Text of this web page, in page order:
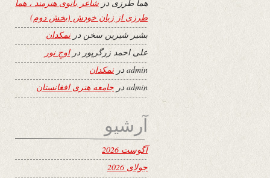
هما طرزی در شاعر بانوی هنرمند ، هما
طرزی از زبان خودش (بخش دوم)
بشیر شیرین سخن درنمکدان
علی احمد زرگرپور دراوجِ نور
adminدرنمکدان
admin در جامعه هنری افغانستان
آرشیو
آگوست 2026
جولای 2026